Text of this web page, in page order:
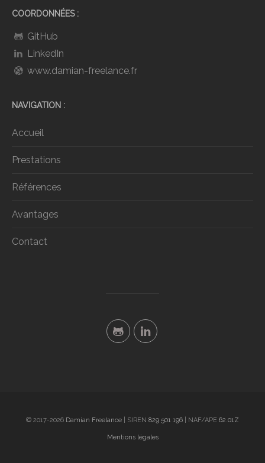
COORDONNÉES
GitHub
LinkedIn
www.damian-freelance.fr
NAVIGATION
Accueil
Prestations
Références
Avantages
Contact
© 2017-2026 Damian Freelance | SIREN 829 501 196 | NAF/APE 62.01Z
Mentions légales